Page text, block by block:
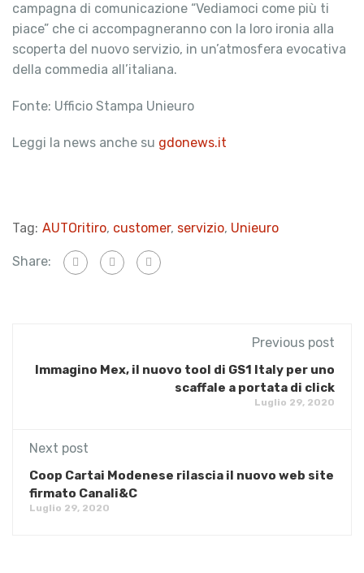
campagna di comunicazione “Vediamoci come più ti
piace” che ci accompagneranno con la loro ironia alla
scoperta del nuovo servizio, in un’atmosfera evocativa
della commedia all’italiana.
Fonte: Ufficio Stampa Unieuro
Leggi la news anche su gdonews.it
Tag: AUTOritiro, customer, servizio, Unieuro
Share:
Previous post
Immagino Mex, il nuovo tool di GS1 Italy per uno
scaffale a portata di click
Luglio 29, 2020
Next post
Coop Cartai Modenese rilascia il nuovo web site
firmato Canali&C
Luglio 29, 2020